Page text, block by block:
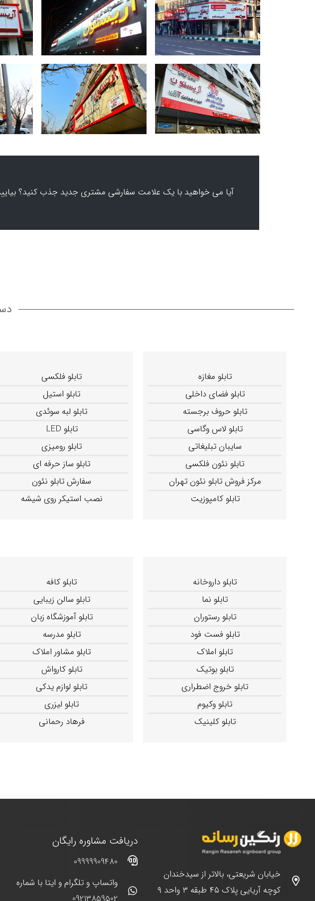
آیا می خواهید با یک علامت سفارشی مشتری جدید جذب کنید؟
تابلو مغازه
تابلو فضای داخلی
تابلو حروف برجسته
تابلو لاس وگاسی
سایبان تبلیغاتی
تابلو نئون فلکسی
مرکز فروش تابلو نئون تهران
تابلو کامپوزیت
تابلو فلکسی
تابلو استیل
تابلو لبه سوئدی
تابلو LED
تابلو رومیزی
تابلو ساز حرفه ای
سفارش تابلو نئون
نصب استیکر روی شیشه
تابلو داروخانه
تابلو نما
تابلو رستوران
تابلو فست فود
تابلو املاک
تابلو بوتیک
تابلو خروج اضطراری
تابلو وکیوم
تابلو کلینیک
تابلو کافه
تابلو سالن زیبایی
تابلو آموزشگاه زبان
تابلو مدرسه
تابلو مشاور املاک
تابلو کارواش
تابلو لوازم یدکی
تابلو لیزری
فرهاد رحمانی
خیابان شریعتی، بالاتر از سیدخندان
کوچه آریایی پلاک ۴۵ طبقه ۳ واحد ۹
دریافت مشاوره رایگان
09999909480
واتساپ و تلگرام و ایتا با شماره